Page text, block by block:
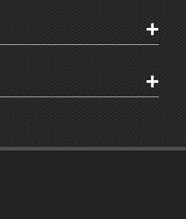
+
+